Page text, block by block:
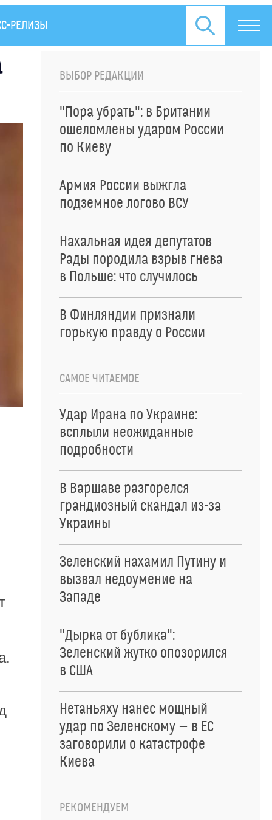
РЕЛИЗЫ
ВЫБОР РЕДАКЦИИ
"Пора убрать": в Британии
ошеломлены ударом России
по Киеву
Армия России выжгла
подземное логово ВСУ
Нахальная идея депутатов
Рады породила взрыв гнева
в Польше: что случилось
В Финляндии признали
горькую правду о России
САМОЕ ЧИТАЕМОЕ
Удар Ирана по Украине:
всплыли неожиданные
подробности
В Варшаве разгорелся
грандиозный скандал из-за
Украины
Зеленский нахамил Путину и
вызвал недоумение на
Западе
"Дырка от бублика":
Зеленский жутко опозорился
в США
Нетаньяху нанес мощный
удар по Зеленскому — в ЕС
заговорили о катастрофе
Киева
РЕКОМЕНДУЕМ